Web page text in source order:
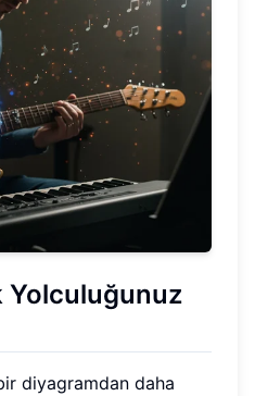
Yolculuğunuz
diyagramdan daha